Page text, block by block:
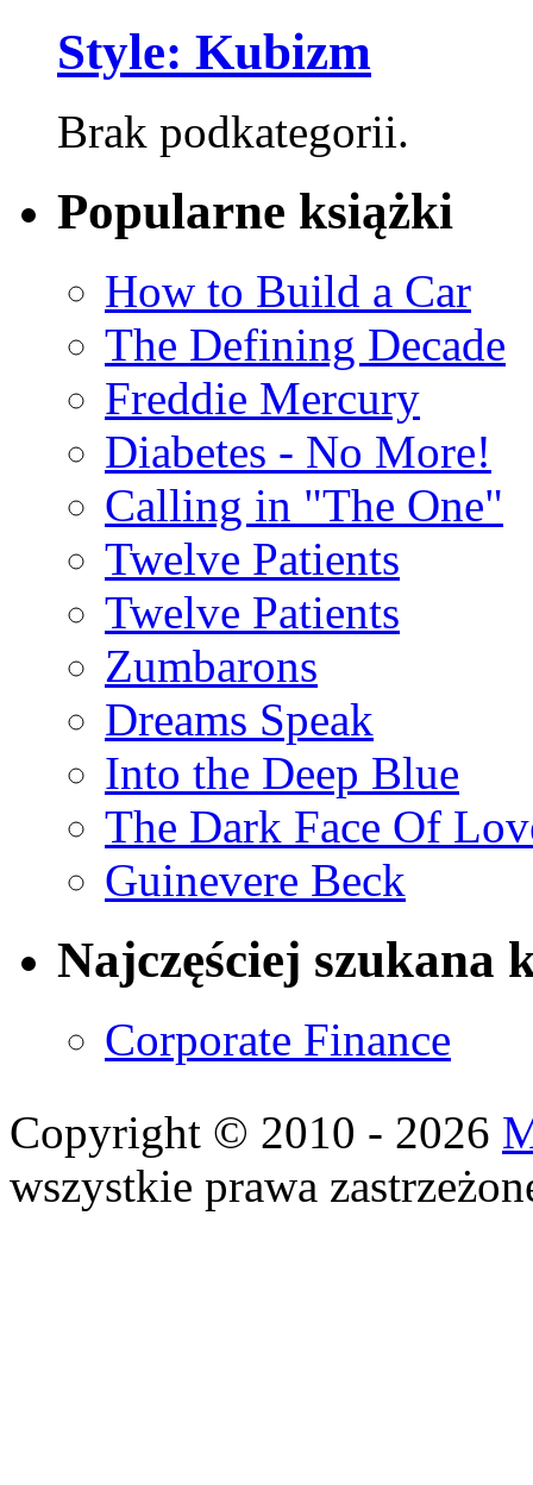
Style: Kubizm
Brak podkategorii.
Popularne książki
How to Build a Car
The Defining Decade
Freddie Mercury
Diabetes - No More!
Calling in "The One"
Twelve Patients
Twelve Patients
Zumbarons
Dreams Speak
Into the Deep Blue
The Dark Face Of
Guinevere Beck
Najczęściej szukana
Corporate Finance
Copyright © 2010 - 2026
wszystkie prawa